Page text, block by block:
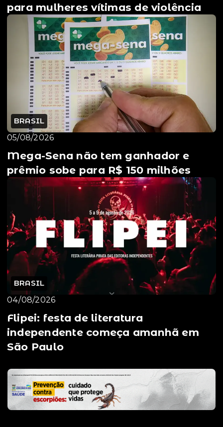
para mulheres vítimas de violência
BRASIL
05/08/2026
Mega-Sena não tem ganhador e
prêmio sobe para R$ 150 milhões
BRASIL
04/08/2026
Flipei: festa de literatura
independente começa amanhã em
São Paulo